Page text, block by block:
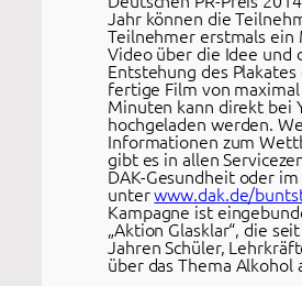
Jahr können die
Teilnehmer erstmals ein
Video über die Idee und
Entstehung des
fertige Film von
Minuten kann direkt bei
hochgeladen werden.
Informationen zum
gibt es in allen
DAK-Gesundheit oder
unterwww.dak.de/
Kampagne ist
„Aktion Glasklar“, die
Jahren Schüler,
über das Thema Alkohol